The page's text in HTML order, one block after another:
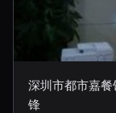
深圳市都市嘉
锋